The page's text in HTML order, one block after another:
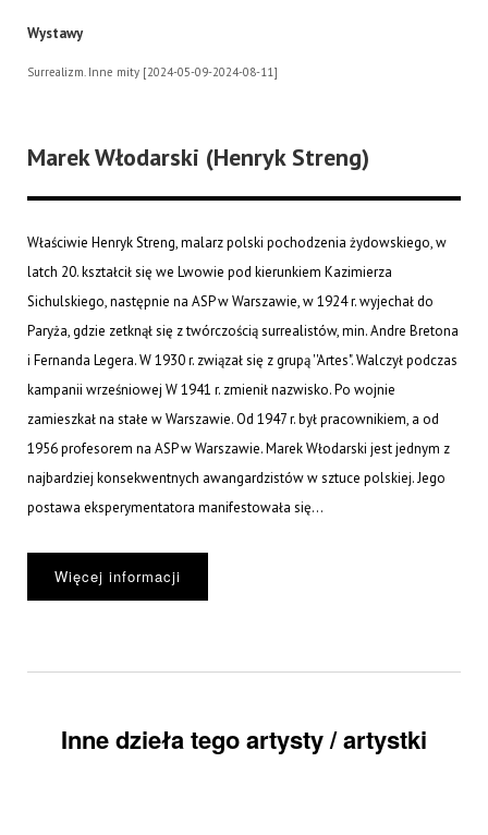
Wystawy
Surrealizm. Inne mity [2024-05-09-2024-08-11]
Marek Włodarski (Henryk Streng)
Właściwie Henryk Streng, malarz polski pochodzenia żydowskiego, w
latch 20. kształcił się we Lwowie pod kierunkiem Kazimierza
Sichulskiego, następnie na ASP w Warszawie, w 1924 r. wyjechał do
Paryża, gdzie zetknął się z twórczością surrealistów, min. Andre Bretona
i Fernanda Legera. W 1930 r. związał się z grupą ''Artes". Walczył podczas
kampanii wrześniowej W 1941 r. zmienił nazwisko. Po wojnie
zamieszkał na stałe w Warszawie. Od 1947 r. był pracownikiem, a od
1956 profesorem na ASP w Warszawie. Marek Włodarski jest jednym z
najbardziej konsekwentnych awangardzistów w sztuce polskiej. Jego
postawa eksperymentatora manifestowała się...
Więcej informacji
Inne dzieła tego artysty / artystki